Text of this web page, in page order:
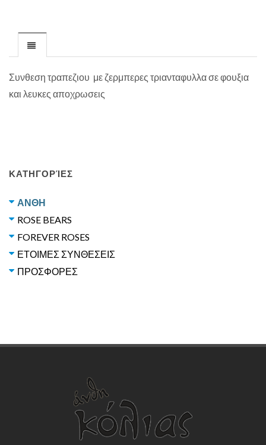
Συνθεση τραπεζιου με ζερμπερες τριανταφυλλα σε φουξια
και λευκες αποχρωσεις
ΚΑΤΗΓΟΡΊΕΣ
ΑΝΘΗ
ROSE BEARS
FOREVER ROSES
ΕΤΟΙΜΕΣ ΣΥΝΘΕΣΕΙΣ
ΠΡΟΣΦΟΡΕΣ